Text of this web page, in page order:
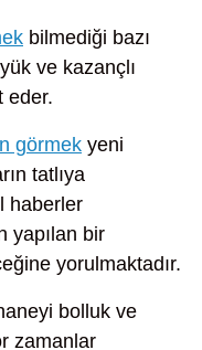
bilmediği bazı
ve kazançlı
eder.
görmek yeni
tatlıya
haberler
yapılan bir
yorulmaktadır.
bolluk ve
zamanlar